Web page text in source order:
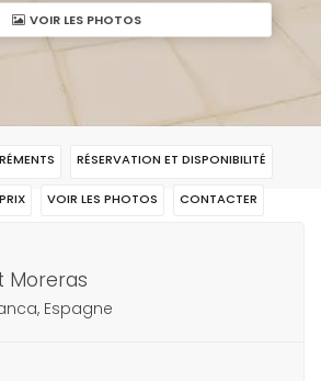
VOIR LES PHOTOS
RÉSERVATION ET DISPONIBILITÉ
PRIX VOIR LES PHOTOS CONTACTER
Moreras
Espagne